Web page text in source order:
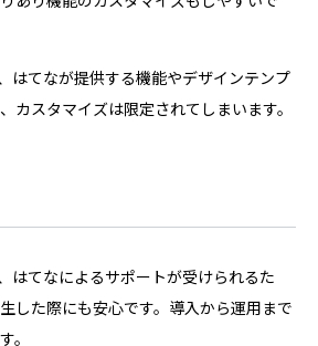
はてなが提供する機能やデザインテンプ
カスタマイズは限定されてしまいます。
はてなによるサポートが受けられるた
した際にも安心です。​導入から運用まで
。